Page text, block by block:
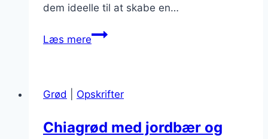
dem ideelle til at skabe en…
Læs mereChiagrød
smag
din
Grød Opskrifter
Chiagrød med jordbær og